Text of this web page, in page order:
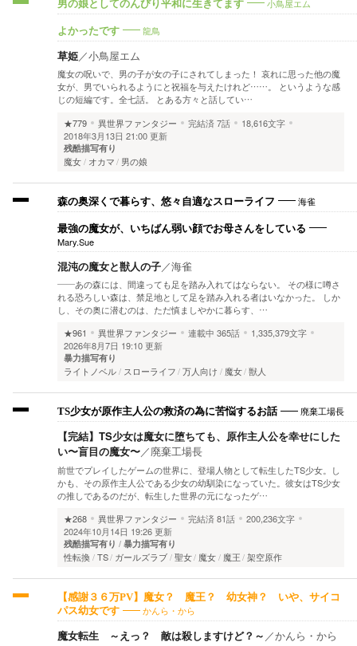
男の娘としてのんびり平和に生きてます 小鳥屋エム
よかったです 龍鳥
草姫／小鳥屋エム
魔女の呪いで、男の子が女の子にされてしまった！ 哀れに思った他の魔
女が、男でいられるようにと祝福を与えたけれど……。 というような感
じの短編です。全七話。 とある方々と話してい…
★779
異世界ファンタジー 完結済7話
18,616文字
2018年3月13日 21:00 更新
残酷描写有り
魔女 オカマ 男の娘
森の奥深くで暮らす、悠々自適なスローライフ 海雀
最強の魔女が、いちばん弱い顔でお母さんをしている
Mary.Sue
混沌の魔女と獣人の子／海雀
――あの森には、間違っても足を踏み入れてはならない。 その様に噂さ
れる恐ろしい森は、禁足地として足を踏み入れる者はいなかった。 しか
し、その奥に潜むのは、ただ慎ましやかに暮らす、…
★961
異世界ファンタジー 連載中 365話
1,335,379文字
2026年8月7日 19:10 更新
暴力描写有り
ライトノベル スローライフ 万人向け 魔女 獣人
TS少女が原作主人公の救済の為に苦悩するお話 廃棄工場長
【完結】TS少女は魔女に堕ちても、原作主人公を幸せにした
い〜盲目の魔女〜／廃棄工場長
前世でプレイしたゲームの世界に、登場人物として転生したTS少女。し
かも、その原作主人公である少女の幼馴染になっていた。彼女はTS少女
の推しであるのだが、転生した世界の元になったゲ…
★268
異世界ファンタジー 完結済81話
200,236文字
2024年10月14日 19:26 更新
残酷描写有り 暴力描写有り
性転換 TS ガールズラブ 聖女 魔女 魔王 架空原作
【感謝３６万PV】魔女？ 魔王？ 幼女神？ いや、サイコ
パス幼女です
かんら・から
魔女転生 ～えっ？ 敵は殺しますけど？～ ／かんら・から